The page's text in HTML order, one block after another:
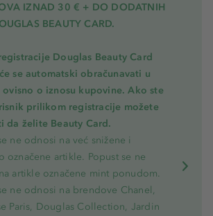
IZNAD 30 € + DO DODATNIH
BEAUTY CARD.
Douglas Beauty Card
se automatski obračunavati u
ovisno o iznosu kupovine. Ako ste
prilikom registracije možete
da želite Beauty Card.
ne odnosi na već snižene i
označene artikle. Popust se ne
artikle označene mint ponudom.
ne odnosi na brendove Chanel,
Paris, Douglas Collection, Jardin